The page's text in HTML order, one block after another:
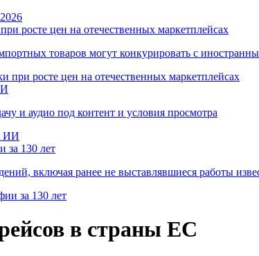
росте цен на отечественных маркетплейсах
товаров могут конкурировать с
и аудио под контент и условия просмотра
за 130 лет
включая ранее не выставлявшиеся работы
в страны ЕС